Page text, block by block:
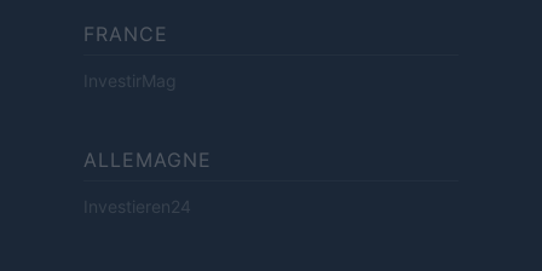
FRANCE
InvestirMag
ALLEMAGNE
Investieren24